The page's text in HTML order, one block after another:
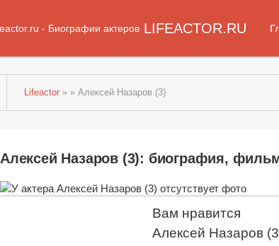
LIFEACTOR.RU
Lifeactor » » Алексей Назаров (3)
Алексей Назаров (3): биография,
Вам нравится
Алексей Назаров